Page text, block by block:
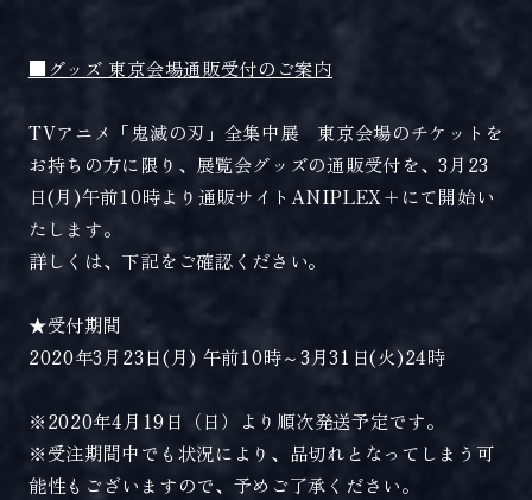
■グッズ 東京会場通販受付のご案内
TVアニメ「鬼滅の刃」全集中展 東京会場のチケットを
お持ちの方に限り、展覧会グッズの通販受付を、3月23
日(月)午前10時より通販サイトANIPLEX＋にて開始い
たします。
詳しくは、下記をご確認ください。
★受付期間
2020年3月23日(月) 午前10時～3月31日(火)24時
※2020年4月19日（日）より順次発送予定です。
※受注期間中でも状況により、品切れとなってしまう可
能性もございますので、予めご了承ください。